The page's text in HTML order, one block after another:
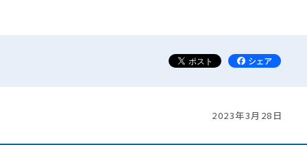
2023年3月28日